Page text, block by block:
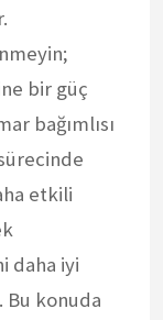
bir güç
bağımlısı
etkili
daha iyi
Bu konuda